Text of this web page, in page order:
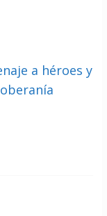
a héroes y